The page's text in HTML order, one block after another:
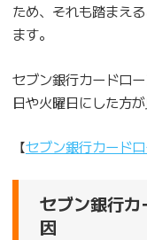
ため、それも踏まえ
ます。
セブン銀行カードロ
日や火曜日にした方が
【セブン銀行カード
セブン銀行
因